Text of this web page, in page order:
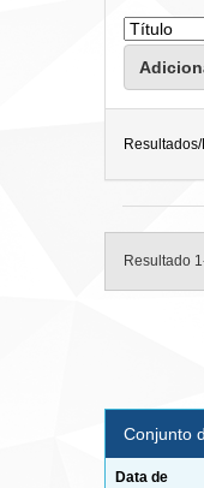
Resultado
Conjunto
Data de